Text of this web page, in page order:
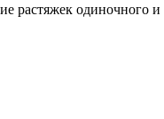
растяжек